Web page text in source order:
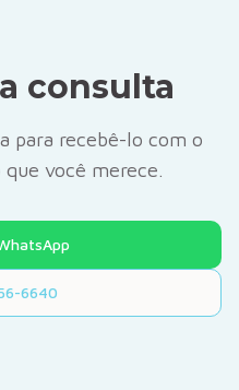
consulta
para recebê-lo com o
você merece.
6640